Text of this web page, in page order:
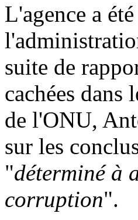
L'agence a
suite de
cachées dans
de l'ONU,
sur les
"déterminé à
corruption".